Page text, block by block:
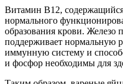
Витамин B12,
нормального
образования крови. Железо
поддерживает нормальную
иммунную систему и
и фосфор необходимы для